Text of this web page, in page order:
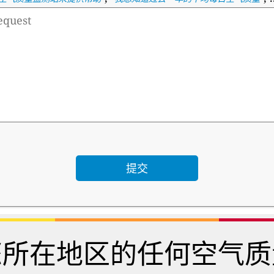
在地区的任何空气